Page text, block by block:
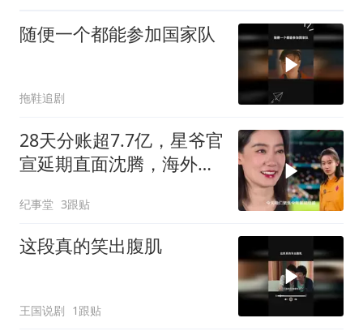
随便一个都能参加国家队
拖鞋追剧
28天分账超7.7亿，星爷官
宣延期直面沈腾，海外首
纪事堂 3跟贴
这段真的笑出腹肌
王国说剧 1跟贴